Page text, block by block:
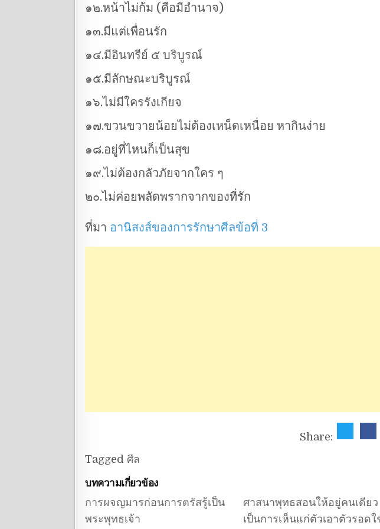
๑๒.หน้าไม่ก้ม (คือมีอำนาจ)
๑๓.มีแต่เพื่อนรัก
๑๔.มีอินทรีย์ ๕ บริบูรณ์
๑๕.มีลักษณะบริบูรณ์
๑๖.ไม่มีใครรังเกียจ
๑๗.ขวนขวายน้อยไม่ต้องเหน็ดเหนื่อย หากินง่าย
๑๘.อยู่ที่ไหนก็เป็นสุข
๑๙.ไม่ต้องกลัวภัยจากใคร ๆ
๒๐.ไม่ค่อยพลัดพรากจากของที่รัก
ที่มา อานิสงส์ของการรักษาศีลข้อที่ 3
Share:
Tagged ศีล
บทความเกี่ยวข้อง
การผจญมารก่อนการตรัสรู้เป็น
พระพุทธเจ้า
ศาสนาพุทธสอนให้อยู่คนเดียว
เป็นการเห็นแก่ตัวเอาตัวรอดใ